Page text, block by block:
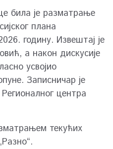
била је разматрање
плана
годину. Извештај је
а након дискусије
усвојио
Записничар је
центра
текућих